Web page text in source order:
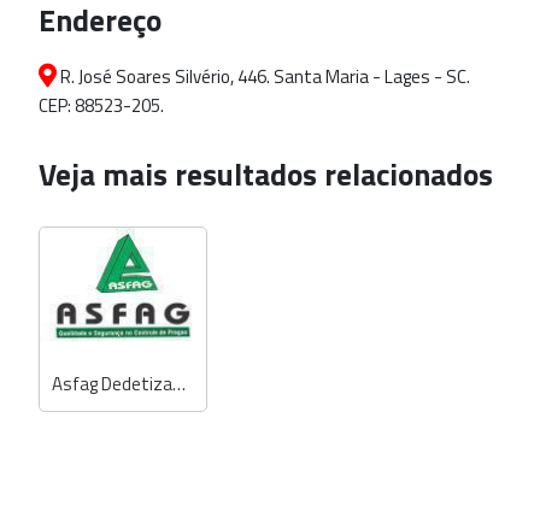
Endereço
R. José Soares Silvério, 446. Santa Maria - Lages - SC.
CEP: 88523-205.
Veja mais resultados relacionados
Asfag Dedetizadora e Artefatos de Cimento